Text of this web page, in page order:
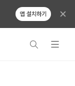
앱 설치하기